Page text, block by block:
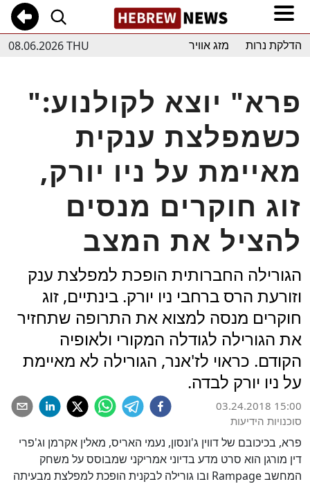
08.06.2026 THU הדלקת נרות מזג אוויר
"פרא" יוצא לקולנוע:
כשמפלצת ענקית
מאיימת על ניו יורק,
זוג חוקרים מנסים
להציל את המצב
הגורילה החברותית הופכת למפלצת ענק
וזורעת הרס ברחבי ניו יורק. בינתיים, זוג
חוקרים מנסה למצוא את התרופה שתחזיר
את הגורילה לגודלה המקורי ולאופיה
הקודם. כראוי לז'אנר, הגורילה לא מאיימת
על ניו יורק לבדה.
03.24.2018 15:00
סוכנויות הידיעות
פרא, בכיכובם של דווין ג'ונסון, נעמי האריס, מאלין אקרמן וג'פרי
דין מורגן הוא סרט מדע בדיוני אמריקני שמבוסס על משחק
המחשבRampage ובו גורילה לבקנית הופכת למפלצת מבעיתה